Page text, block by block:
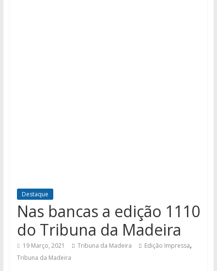
Destaque
Nas bancas a edição 1110
do Tribuna da Madeira
19 Março, 2021 Tribuna da Madeira Edição Impressa,
Tribuna da Madeira